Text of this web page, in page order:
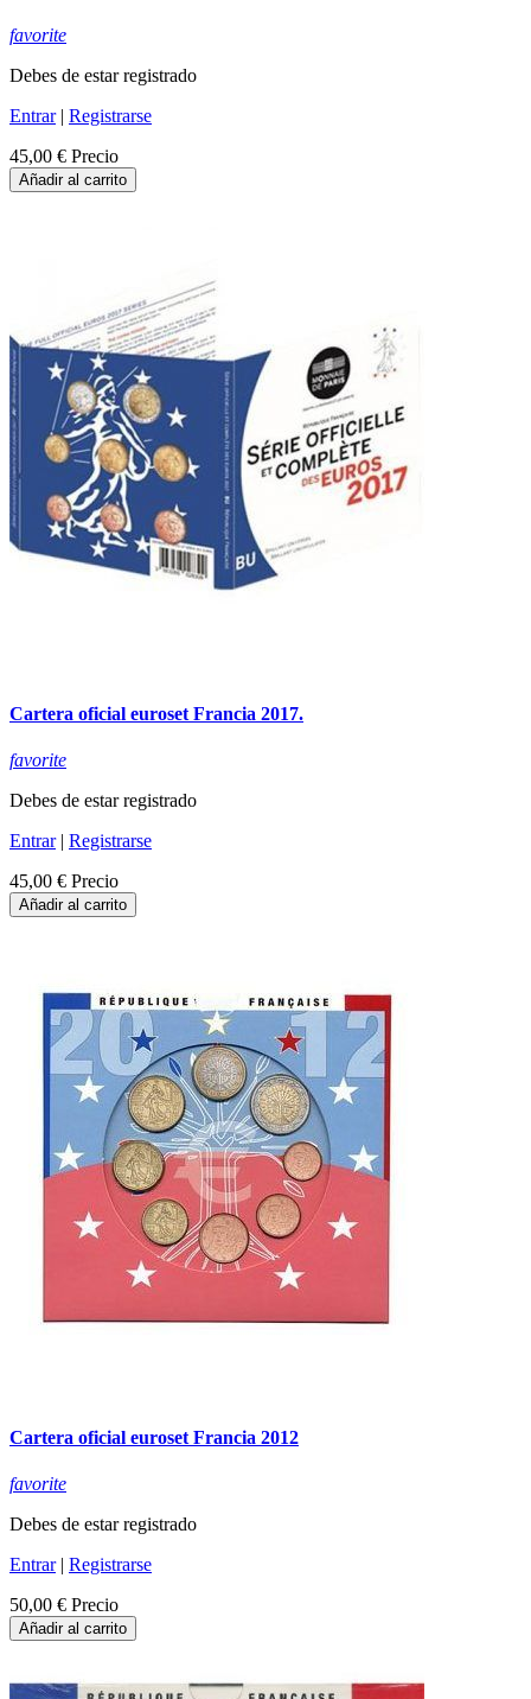
favorite
Debes de estar registrado
Entrar| Registrarse
45,00 € Precio
Añadir al carrito
Cartera oficial euroset Francia 2017.
favorite
Debes de estar registrado
Entrar| Registrarse
45,00 € Precio
Añadir al carrito
Cartera oficial euroset Francia 2012
favorite
Debes de estar registrado
Entrar| Registrarse
50,00 € Precio
Añadir al carrito